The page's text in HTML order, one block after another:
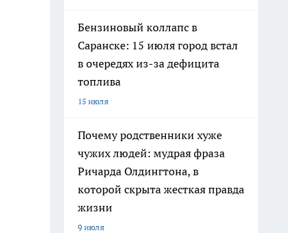
Бензиновый коллапс в
Саранске: 15 июля город встал
в очередях из-за дефицита
топлива
15 июля
Почему родственники хуже
чужих людей: мудрая фраза
Ричарда Олдингтона, в
которой скрыта жесткая правда
жизни
9 июля